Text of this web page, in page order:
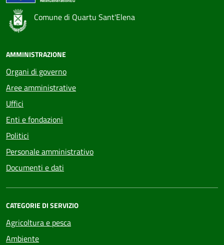
Comune di Quartu Sant'Elena
AMMINISTRAZIONE
Organi di governo
Aree amministrative
Uffici
Enti e fondazioni
Politici
Personale amministrativo
Documenti e dati
CATEGORIE DI SERVIZIO
Agricoltura e pesca
Ambiente